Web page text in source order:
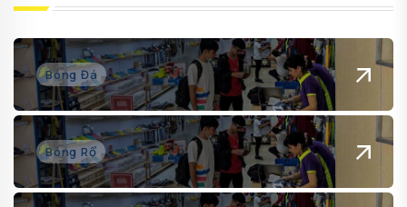
Bóng Đá
Bóng Rổ